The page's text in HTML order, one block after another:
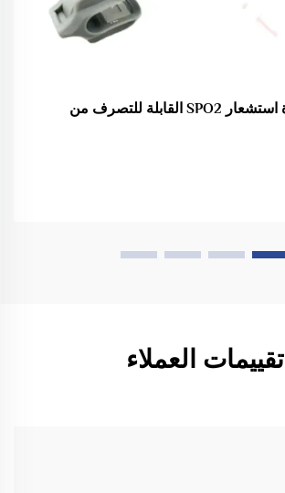
كيف تُعزز أجهزة استشعار SPO2 القابلة للتصرف من
تقييمات العملاء